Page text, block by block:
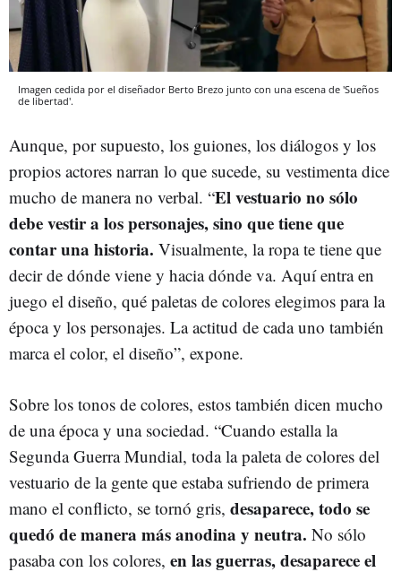
Imagen cedida por el diseñador Berto Brezo junto con una escena de 'Sueños
de libertad'.
Aunque, por supuesto, los guiones, los diálogos y los
propios actores narran lo que sucede, su vestimenta dice
mucho de manera no verbal. “El vestuario no sólo
debe vestir a los personajes, sino que tiene que
contar una historia. Visualmente, la ropa te tiene que
decir de dónde viene y hacia dónde va. Aquí entra en
juego el diseño, qué paletas de colores elegimos para la
época y los personajes. La actitud de cada uno también
marca el color, el diseño”, expone.
Sobre los tonos de colores, estos también dicen mucho
de una época y una sociedad. “Cuando estalla la
Segunda Guerra Mundial, toda la paleta de colores del
vestuario de la gente que estaba sufriendo de primera
mano el conflicto, se tornó gris, desaparece, todo se
quedó de manera más anodina y neutra. No sólo
pasaba con los colores, en las guerras, desaparece el